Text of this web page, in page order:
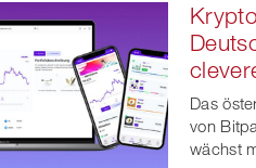
Das
von
wächst